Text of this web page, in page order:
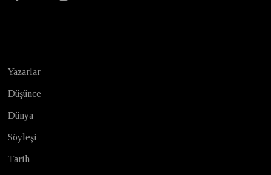
Yazarlar
Düşünce
Dünya
Söyleşi
Tarih